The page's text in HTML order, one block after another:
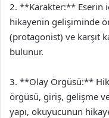
2. **Karakter:** Eserin
hikayenin gelişiminde
(protagonist) ve karşıt
bulunur.
3. **Olay Örgüsü:**
örgüsü, giriş, gelişme
yapı, okuyucunun